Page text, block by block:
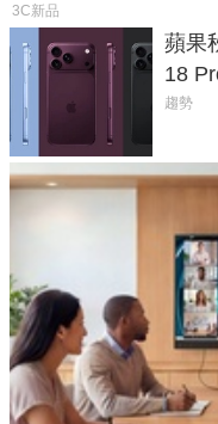
3C新品
蘋果
18
預測
趨勢